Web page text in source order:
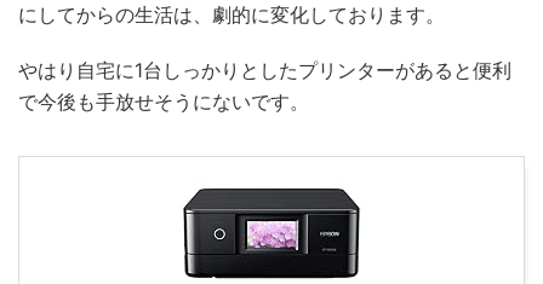
にしてからの生活は、劇的に変化しております。
やはり自宅に1台しっかりとしたプリンターがあると便利
で今後も手放せそうにないです。